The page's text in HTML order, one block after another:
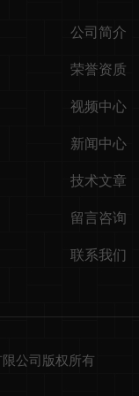
公司简介
荣誉资质
视频中心
新闻中心
技术文章
留言咨询
联系我们
公司版权所有